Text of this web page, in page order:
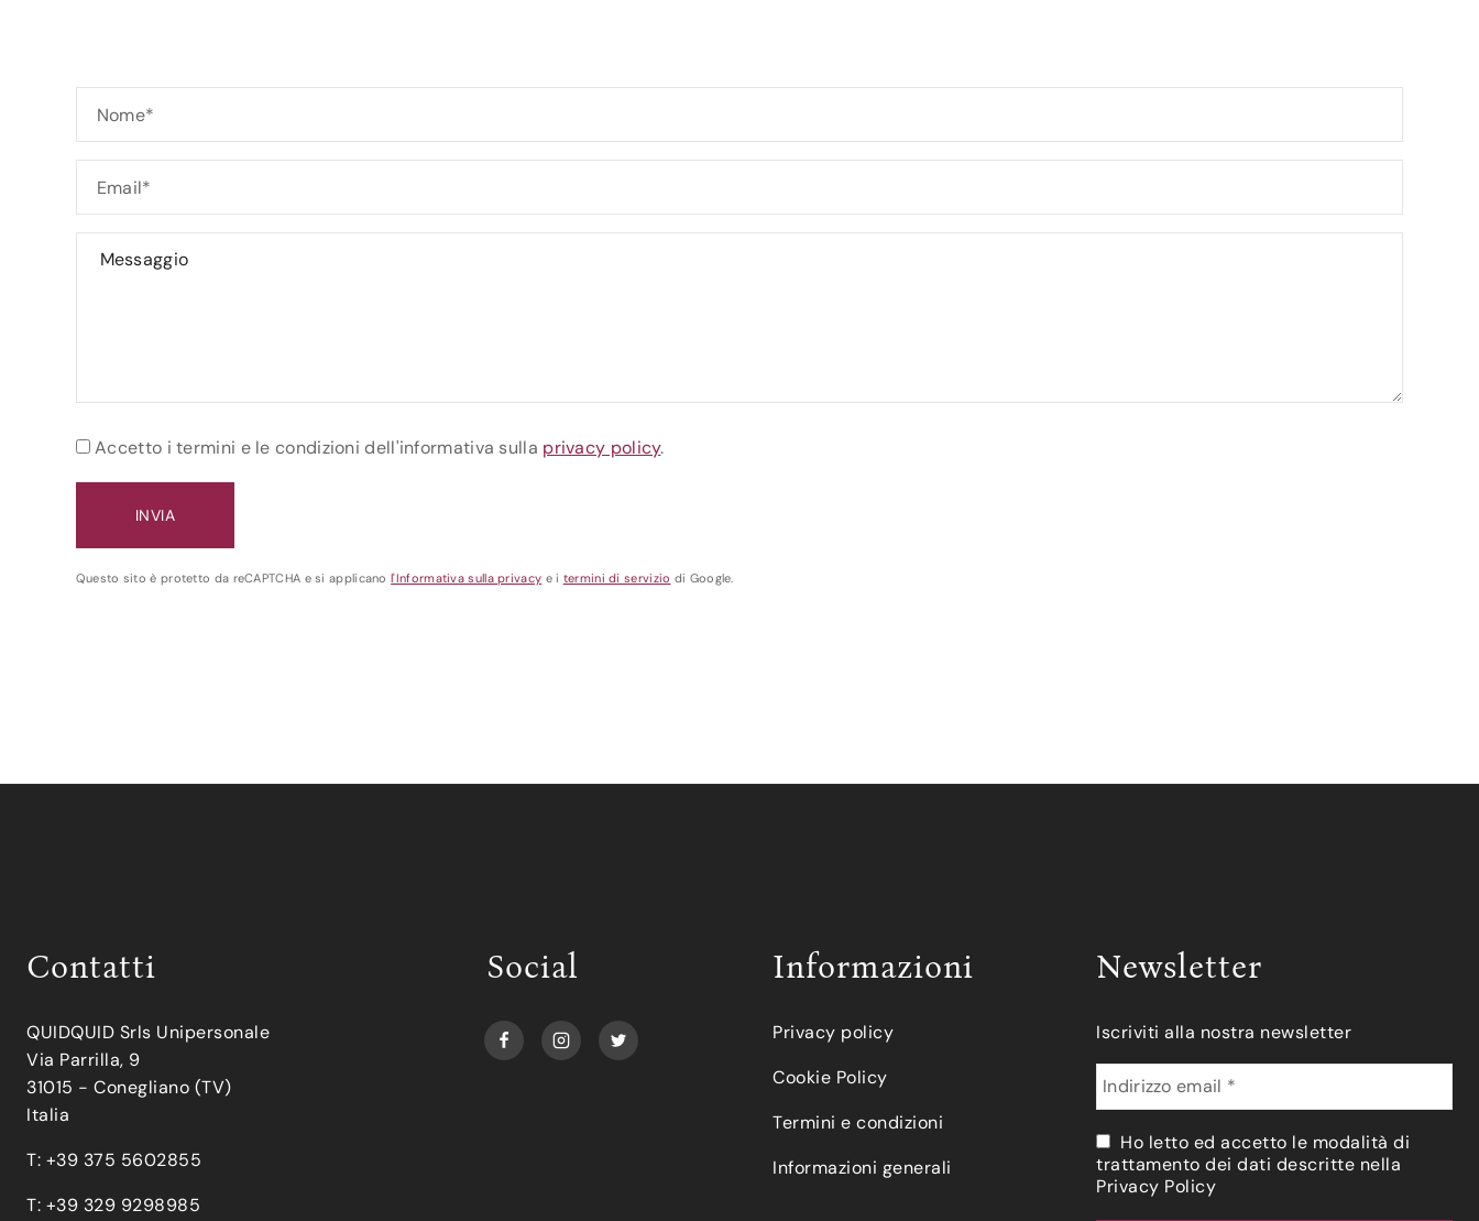
Accetto i termini e le condizioni dell'informativa sulla privacy policy.
Questo sito è protetto da reCAPTCHA e si applicanol'Informativa sulla privacy e i termini di servizio di Google.
Contatti
QUIDQUID Srls Unipersonale
Via Parrilla, 9
31015 - Conegliano (TV)
Italia
T: +39 375 5602855
T: +39 329 9298985
Social Informazioni
Privacy policy
Cookie Policy
Termini e condizioni
Informazioni generali
Newsletter
Iscriviti alla nostra newsletter
Ho letto ed accetto le modalità di
trattamento dei dati descritte nella
Privacy Policy